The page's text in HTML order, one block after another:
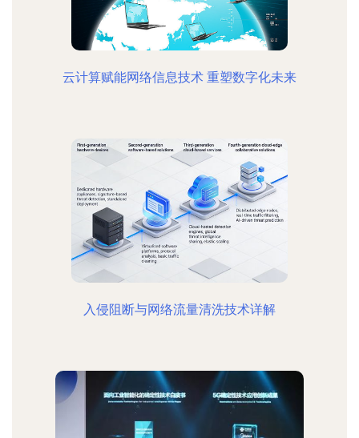
云计算赋能网络信息技术 重塑数字化未来
入侵阻断与网络流量清洗技术详解